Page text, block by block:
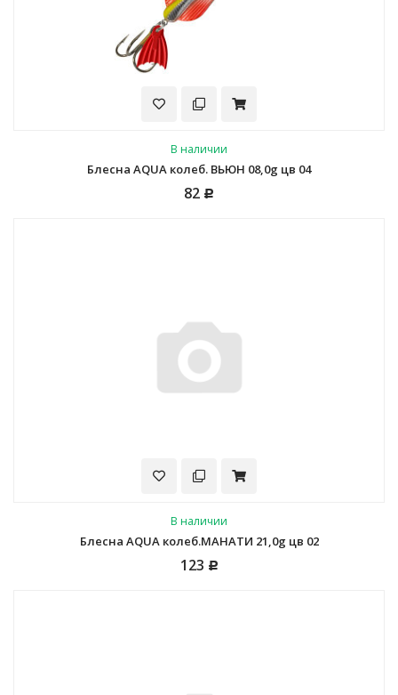
В наличии
Блесна AQUA колеб. ВЬЮН 08,0g цв 04
82 Р
В наличии
Блесна AQUA колеб.МАНАТИ 21,0g цв 02
123 Р